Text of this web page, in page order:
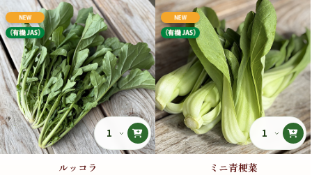
ルッコラ ミニ青梗菜